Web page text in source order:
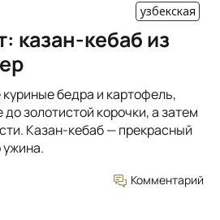
узбекская
казан-кебаб из
бедра и картофель,
золотистой корочки, а затем
Казан-кебаб — прекрасный
ужина.
Комментарий